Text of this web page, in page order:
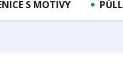
S MOTIVY